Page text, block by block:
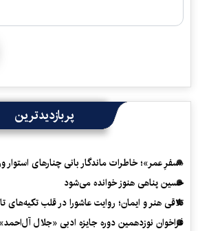
پربازدیدترین
«سفرِ عمر»؛ خاطرات ماندگار بانی چنارهای استوار
حسین پناهی هنوز خوانده می‌شود
تلاقی هنر و ایمان؛ روایت عاشورا در قلب تکیه‌های
فراخوان نوزدهمین دوره جایزه ادبی «جلال